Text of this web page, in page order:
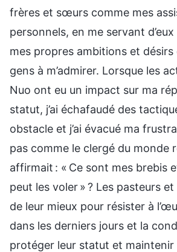
frères et sœurs comme mes
personnels, en me servant
mes propres ambitions et désirs
gens à m’admirer. Lorsque les
Nuo ont eu un impact sur ma
statut, j’ai échafaudé des
obstacle et j’ai évacué ma
pas comme le clergé du monde
affirmait : « Ce sont mes brebis
peut les voler » ? Les pasteurs
de leur mieux pour résister à
dans les derniers jours et la
protéger leur statut et maintenir